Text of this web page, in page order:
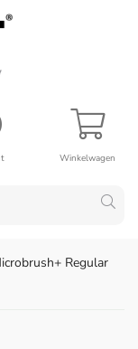
Winkelwagen
Regular